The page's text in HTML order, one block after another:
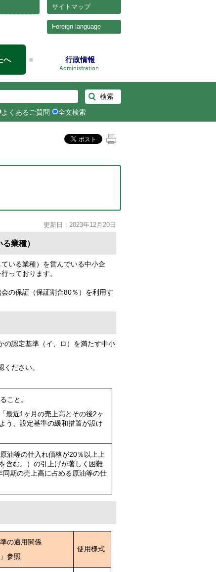
サイトマップ
Foreign language
へ 行政情報
よくあるご質問 全文検索
更新日：2023年12月20日
業種）
いる業種）を営んでいる中小企
っております。
の保証（保証割合80％）を利用す
認定基準（イ、ロ）を満たす中小
ださい。
こと。
最近1ヶ月の売上高とその後2ヶ
う、設定基準の緩和措置が設け
油等の仕入れ価格が20％以上上
含む。）の引上げが著しく困難
期の売上高に占める原油等の仕
の適用関係
参照
使用様式